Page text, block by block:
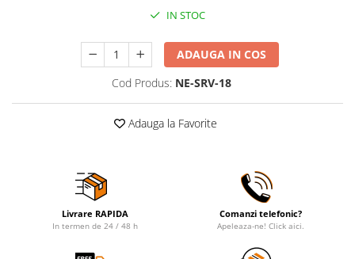
IN STOC
ADAUGA IN COS
Cod Produs: NE-SRV-18
Adauga la Favorite
Livrare RAPIDA
In termen de 24 / 48 h
Comanzi telefonic?
Apeleaza-ne! Click aici.